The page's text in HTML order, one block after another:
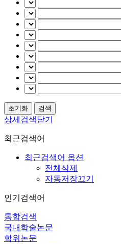
상세검색닫기
최근검색어
최근검색어 옵션
전체삭제
자동저장끄기
인기검색어
통합검색
국내학술논문
학위논문